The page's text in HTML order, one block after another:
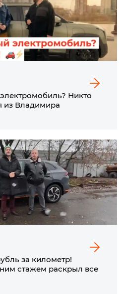
Никто
из Владимира
за километр!
стажем раскрыл все